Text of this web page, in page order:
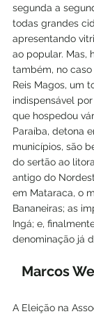
segunda a
todas grandes
apresentando
ao popular. Mas,
também, no
Reis Magos, um
indispensável
que hospedou
Paraíba, detona
municípios, são
do sertão ao
antigo do
em Mataraca, o
Bananeiras; as
Ingá; e,
denominação já
Marcos
A Eleição na